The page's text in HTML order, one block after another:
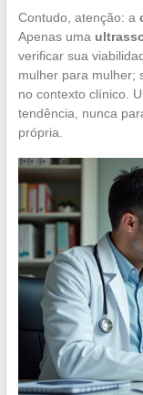
Contudo, atenção: a
Apenas uma
verificar sua
mulher para mulher;
no contexto clínico.
tendência, nunca
própria.